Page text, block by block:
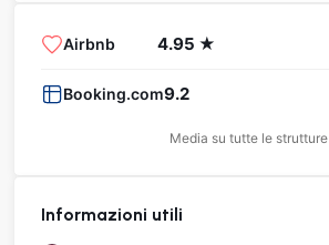
Airbnb 4.95 ★
Booking.com9.2
Media su tutte le strutture
Informazioni utili